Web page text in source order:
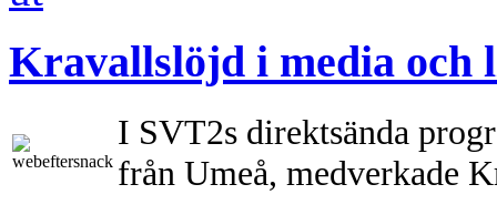
Kravallslöjd i media och
I SVT2s direktsända
från Umeå, medverkade